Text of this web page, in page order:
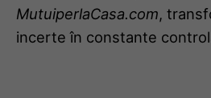
MutuiperlaCasa.com,
incerte în constante